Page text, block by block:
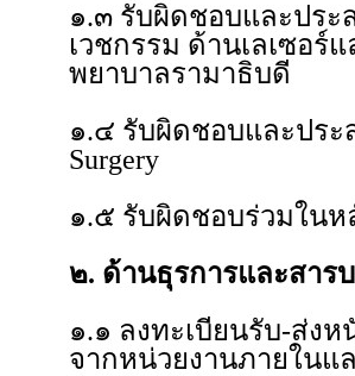
๑.๓ รับผิดชอบและประ
เวชกรรม ด้านเลเซอ
พยาบาลรามาธิบดี
๑.๔ รับผิดชอบและประส
Surgery
๑.๕ รับผิดชอบร่วมใน
๒. ด้านธุรการและสาร
๑.๑ ลงทะเบียนรับ-ส่ง
จากหน่วยงานภายใน